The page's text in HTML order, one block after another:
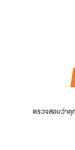
ตรวจสอบว่าคุ